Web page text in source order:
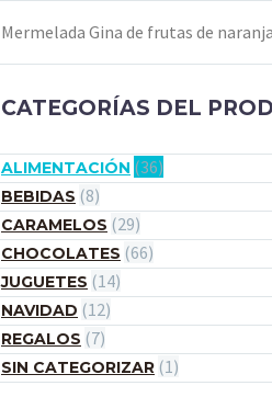
Mermelada Gina de frutas de
CATEGORÍAS DEL
ALIMENTACIÓN (36)
BEBIDAS (8)
CARAMELOS (29)
CHOCOLATES (66)
JUGUETES (14)
NAVIDAD (12)
REGALOS (7)
SIN CATEGORIZAR (1)